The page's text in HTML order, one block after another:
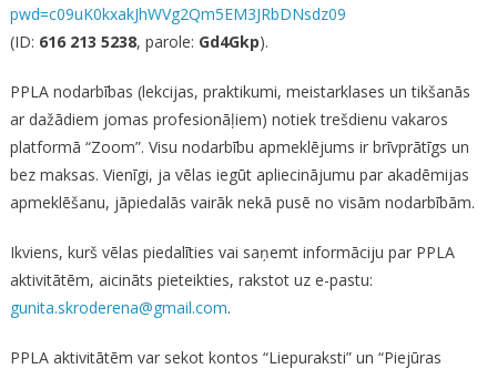
pwd=c09uK0kxakJhWVg2Qm5EM3JRbDNsdz09
(ID: 616 213 5238, parole: Gd4Gkp).
PPLA nodarbības (lekcijas, praktikumi, meistarklases un tikšanās
ar dažādiem jomas profesionāļiem) notiek trešdienu vakaros
platformā “Zoom”. Visu nodarbību apmeklējums ir brīvprātīgs un
bez maksas. Vienīgi, ja vēlas iegūt apliecinājumu par akadēmijas
apmeklēšanu, jāpiedalās vairāk nekā pusē no visām nodarbībām.
Ikviens, kurš vēlas piedalīties vai saņemt informāciju par PPLA
aktivitātēm, aicināts pieteikties, rakstot uz e-pastu:
gunita.skroderena@gmail.com.
PPLA aktivitātēm var sekot kontos “Liepuraksti” un “Piejūras